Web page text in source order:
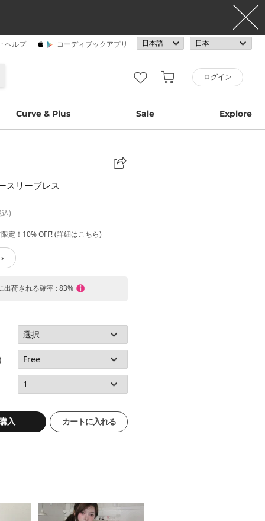
· ヘルプ コーディブックアプリ
ログイン
Curve & Plus Sale Explore
スリーブレス
)
定！10% OFF! (詳細はこちら)
出荷される確率 : 83%